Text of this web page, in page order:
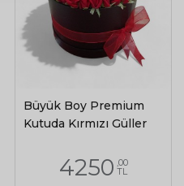
Büyük Boy Premium
Kutuda Kırmızı Güller
4250 ,00
TL